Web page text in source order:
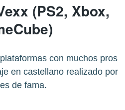
(PS2, Xbox,
con muchos pros
en castellano realizado por
de fama.